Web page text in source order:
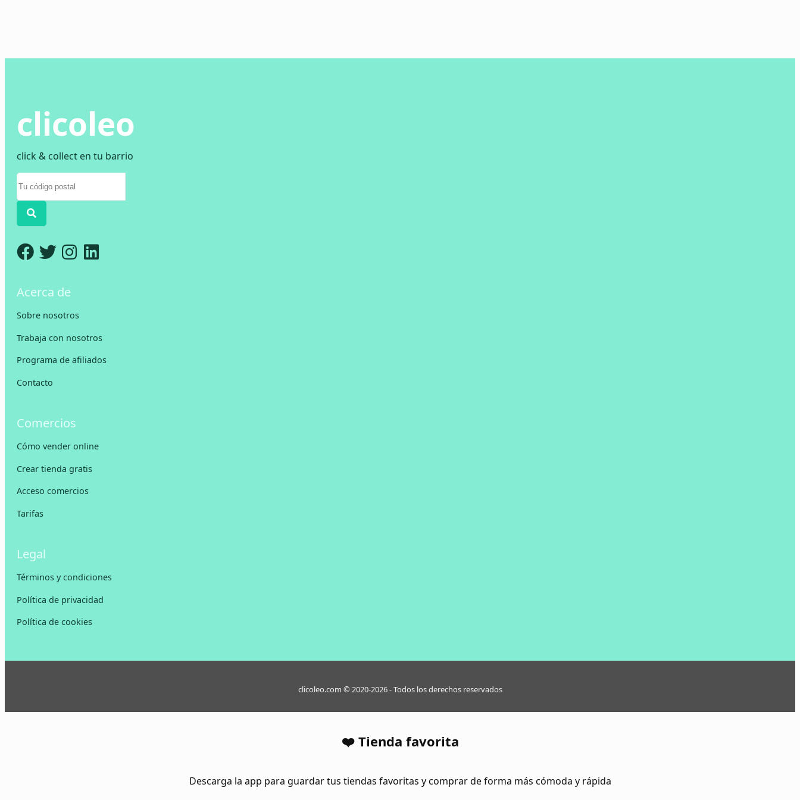
clicoleo
click & collect en tu barrio
Acerca de
Sobre nosotros
Trabaja con nosotros
Programa de afiliados
Contacto
Comercios
Cómo vender online
Crear tienda gratis
Acceso comercios
Tarifas
Legal
Términos y condiciones
Política de privacidad
Política de cookies
clicoleo.com © 2020-2026 - Todos los derechos reservados
❤️ Tienda favorita
Descarga la app para guardar tus tiendas favoritas y comprar de forma más cómoda y rápida